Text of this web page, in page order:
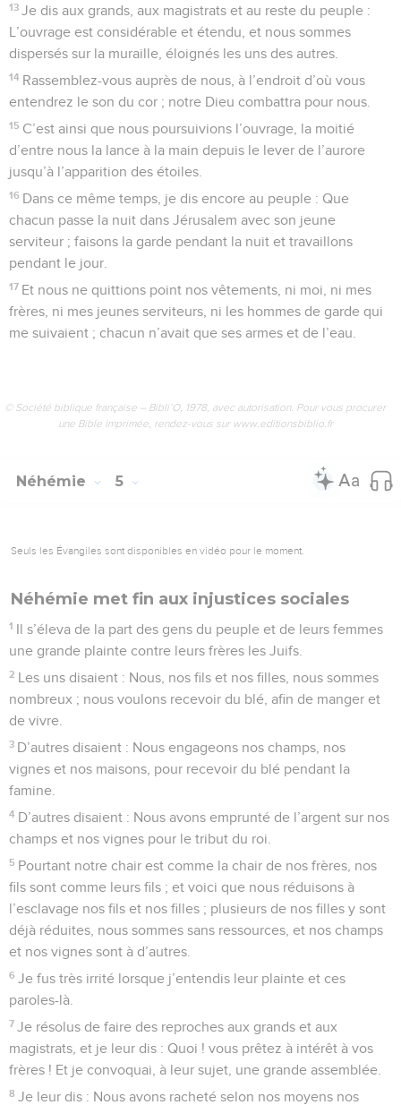
13 Je dis aux grands, aux magistrats et au reste du peuple :
L’ouvrage est considérable et étendu, et nous sommes
dispersés sur la muraille, éloignés les uns des autres.
14 Rassemblez-vous auprès de nous, à l’endroit d’où vous
entendrez le son du cor ; notre Dieu combattra pour nous.
15 C’est ainsi que nous poursuivions l’ouvrage, la moitié
d’entre nous la lance à la main depuis le lever de l’aurore
jusqu’à l’apparition des étoiles.
16 Dans ce même temps, je dis encore au peuple : Que
chacun passe la nuit dans Jérusalem avec son jeune
serviteur ; faisons la garde pendant la nuit et travaillons
pendant le jour.
17 Et nous ne quittions point nos vêtements, ni moi, ni mes
frères, ni mes jeunes serviteurs, ni les hommes de garde qui
me suivaient ; chacun n’avait que ses armes et de l’eau.
© Société biblique française – Bibli’O, 1978, avec autorisation. Pour vous procurer
une Bible imprimée, rendez-vous sur www.editionsbiblio.fr
Néhémie 5
Seuls les Évangiles sont disponibles en vidéo pour le moment.
Néhémie met fin aux injustices sociales
1 Il s’éleva de la part des gens du peuple et de leurs femmes
une grande plainte contre leurs frères les Juifs.
2 Les uns disaient : Nous, nos fils et nos filles, nous sommes
nombreux ; nous voulons recevoir du blé, afin de manger et
de vivre.
3 D’autres disaient : Nous engageons nos champs, nos
vignes et nos maisons, pour recevoir du blé pendant la
famine.
4 D’autres disaient : Nous avons emprunté de l’argent sur nos
champs et nos vignes pour le tribut du roi.
5 Pourtant notre chair est comme la chair de nos frères, nos
fils sont comme leurs fils ; et voici que nous réduisons à
l’esclavage nos fils et nos filles ; plusieurs de nos filles y sont
déjà réduites, nous sommes sans ressources, et nos champs
et nos vignes sont à d’autres.
6 Je fus très irrité lorsque j’entendis leur plainte et ces
paroles-là.
7 Je résolus de faire des reproches aux grands et aux
magistrats, et je leur dis : Quoi ! vous prêtez à intérêt à vos
frères ! Et je convoquai, à leur sujet, une grande assemblée.
8 Je leur dis : Nous avons racheté selon nos moyens nos